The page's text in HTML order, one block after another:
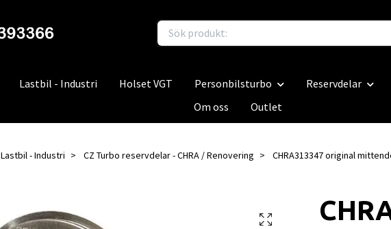
Lastbil - Industri Holset VGT Personbilsturbo Reservdelar
Om oss
Outlet
Lastbil - Industri CZ Turbo reservdelar - CHRA / Renovering CHRA313347 original